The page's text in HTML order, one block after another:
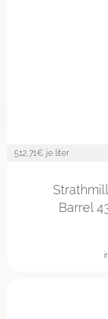
512,71€ je liter
Barrel